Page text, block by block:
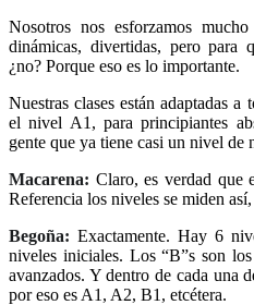
Nosotros nos esforzamos
dinámicas, divertidas, pero para
¿no? Porque eso es lo importante.
Nuestras clases están adaptadas
el nivel A1, para principiantes
gente que ya tiene casi un nivel de
Macarena: Claro, es verdad que
Referencia los niveles se miden
Begoña: Exactamente. Hay 6
niveles iniciales. Los “B”s son
avanzados. Y dentro de cada una
por eso es A1, A2, B1, etcétera.